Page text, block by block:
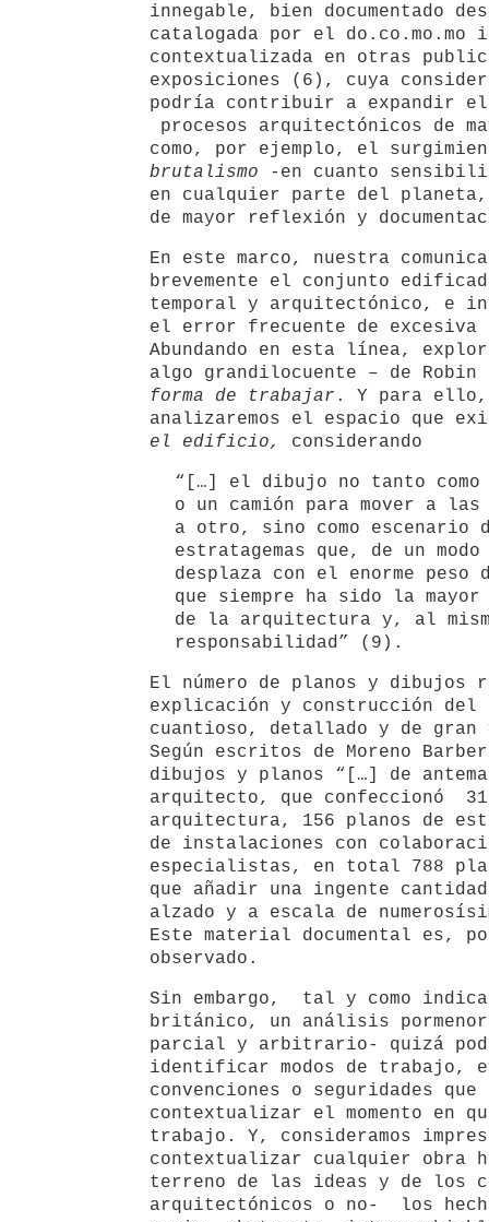
innegable, bien documentado
catalogada por el
contextualizada en otras
exposiciones (6), cuya
podría contribuir a expandir el
procesos arquitectónicos de
como, por ejemplo, el
brutalismo -en cuanto
en cualquier parte del planeta,
de mayor reflexión y
En este marco, nuestra
brevemente el conjunto
temporal y arquitectónico, e
el error frecuente de
Abundando en esta línea,
algo grandilocuente – de Robin
forma de trabajar . Y para ello,
analizaremos el espacio que
el edificio, considerando
“[…] el dibujo no tanto como
o un camión para mover a
a otro, sino como escenario
estratagemas que, de un
desplaza con el enorme peso
que siempre ha sido la
de la arquitectura y, al
responsabilidad” (9).
El número de planos y dibujos
explicación y construcción del
cuantioso, detallado y de gran
Según escritos de Moreno
dibujos y planos “[…] de
arquitecto, que confeccionó
arquitectura, 156 planos de
de instalaciones con
especialistas, en total 788
que añadir una ingente
alzado y a escala de
Este material documental es,
observado.
Sin embargo, tal y como
británico, un análisis
parcial y arbitrario- quizá
identificar modos de trabajo,
convenciones o seguridades que
contextualizar el momento en
trabajo. Y, consideramos
contextualizar cualquier obra
terreno de las ideas y de los
arquitectónicos o no- los